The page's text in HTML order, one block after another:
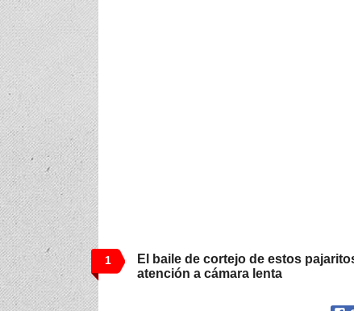
1
El baile de cortejo de estos
atención a cámara lenta